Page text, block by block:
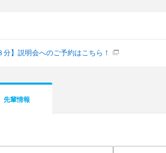
分】説明会へのご予約はこちら！
先輩情報